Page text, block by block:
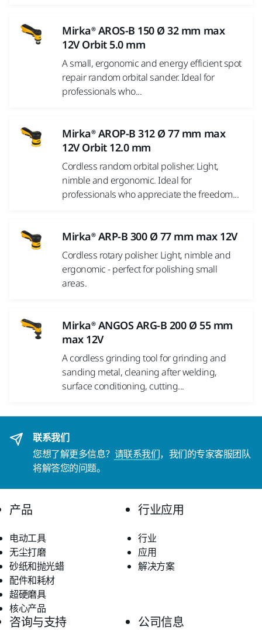
Mirka® AROS-B 150 Ø 32 mm max
12V Orbit 5.0 mm
A small, ergonomic and energy efficient spot
repair random orbital sander. Ideal for
professionals who...
Mirka® AROP-B 312 Ø 77 mm max
12V Orbit 12.0 mm
Cordless random orbital polisher. Light,
nimble and ergonomic. Ideal for
professionals who appreciate the freedom...
Mirka® ARP-B 300 Ø 77 mm max 12V
Cordless rotary polisher. Light, nimble and
ergonomic - perfect for polishing small
areas.
Mirka® ANGOS ARG-B 200 Ø 55 mm
max 12V
A cordless grinding tool for grinding and
sanding metal, cleaning after welding,
surface conditioning, cutting...
联系我们
您想了解更多信息？ 请联系我们，我们的专家客服团队
将解答您的问题。
产品
电动工具
无尘打磨
砂纸和抛光蜡
配件和耗材
超硬磨具
核心产品
行业应用
行业
应用
解决方案
咨询与支持 公司信息